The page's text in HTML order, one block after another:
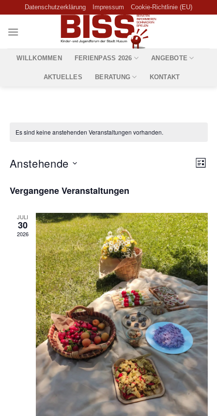
content
Datenschutzerklärung Impressum Cookie-Richtlinie (EU)
WILLKOMMEN FERIENPASS 2026 ANGEBOTE
AKTUELLES BERATUNG KONTAKT
Es sind keine anstehenden Veranstaltungen vorhanden.
Anstehende
wählen.
Vergangene Veranstaltungen
JULI
30
2026